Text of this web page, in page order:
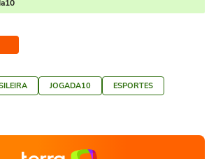
JOGADA10
ESPORTES